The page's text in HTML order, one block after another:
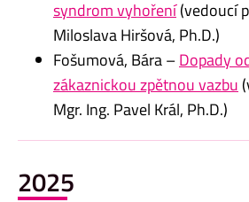
syndrom vyhoření(vedoucí
Miloslava Hiršová, Ph.D.)
Fošumová, Bára –Dopady
zákaznickou zpětnou vazbu
Mgr. Ing. Pavel Král, Ph.D.)
2025